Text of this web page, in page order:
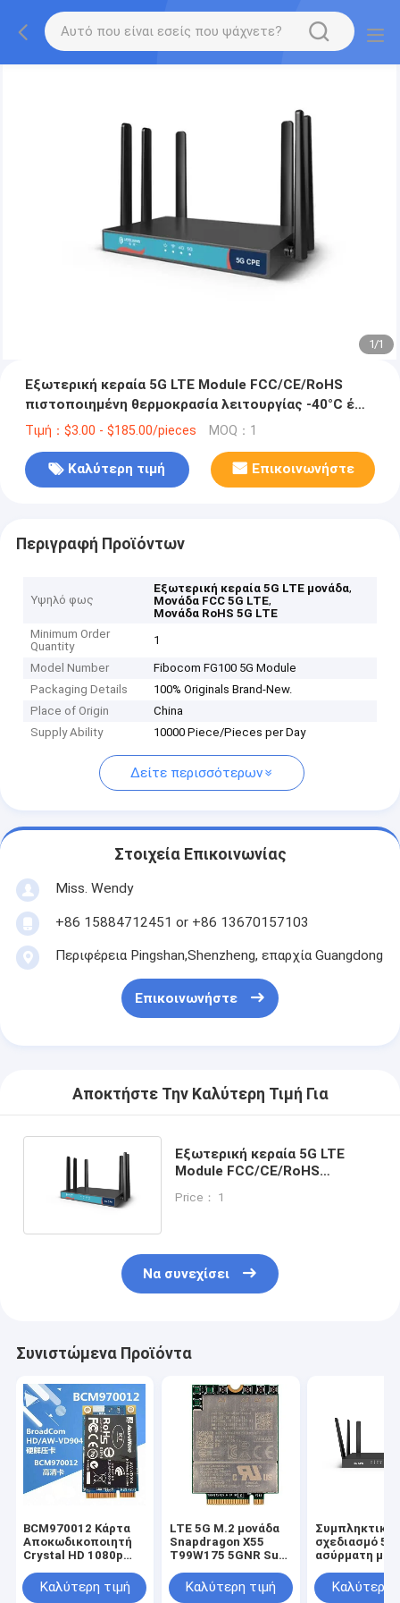
1/1
Εξωτερική κεραία 5G LTE Module FCC/CE/RoHS
πιστοποιημένη θερμοκρασία λειτουργίας -40°C έως
85°C
Τιμή：$3.00 - $185.00/pieces MOQ：1
Καλύτερη τιμή Επικοινωνήστε
Περιγραφή Προϊόντων
Υψηλό φως
Εξωτερική κεραία 5G LTE μονάδα,
Μονάδα FCC 5G LTE,
Μονάδα RoHS 5G LTE
Minimum Order
Quantity
1
Model Number
Fibocom FG100 5G Module
Packaging Details
100% Originals Brand-New.
Place of Origin
China
Supply Ability
10000 Piece/Pieces per Day
Δείτε περισσότερων
Στοιχεία Επικοινωνίας
Miss. Wendy
+86 15884712451 or +86 13670157103
Περιφέρεια Pingshan,Shenzheng, επαρχία Guangdong
Επικοινωνήστε
Αποκτήστε Την Καλύτερη Τιμή Για
Εξωτερική κεραία 5G LTE
Module FCC/CE/RoHS
λειτουργίας -40°C έως 85°C
Price： 1
Να συνεχίσει
Συνιστώμενα Προϊόντα
BCM970012 Κάρτα
Αποκωδικοποιητή
Crystal HD 1080p
Επιτάχυνση Υλικού
High Profile
Καλύτερη τιμή
LTE 5G M.2 μονάδα
Snapdragon X55
T99W175 5GNR Sub
Καλύτερη τιμή
Συμπληκτικό
σχεδιασμό 5G
ασύρματη
2.0 / UART
Καλύτερη